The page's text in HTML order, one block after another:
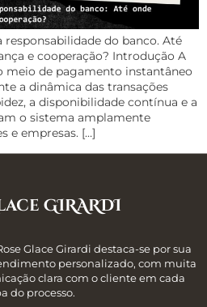
do banco. Até
e cooperação? Introdução A
meio de pagamento instantâneo
a dinâmica das transações
a disponibilidade contínua e a
o sistema amplamente
e empresas. […]
GIRARDI
Glace Girardi destaca-se por sua
personalizado, com muita
clara com o cliente em cada
do processo.